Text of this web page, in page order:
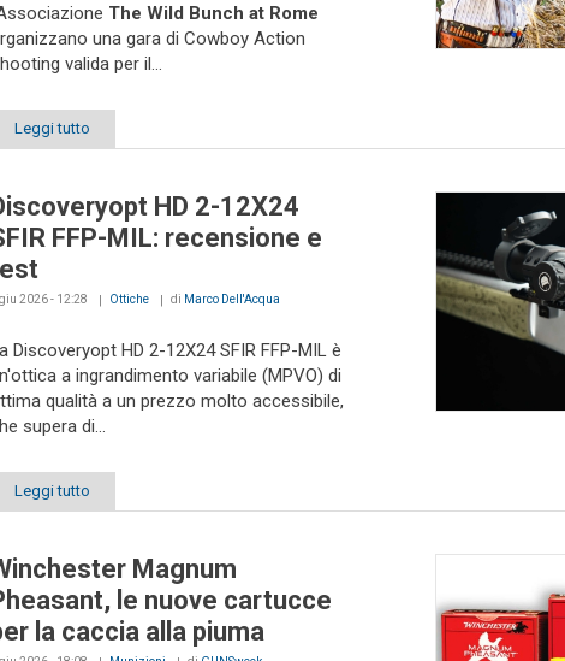
The Wild Bunch at Rome
una gara di Cowboy Action
valida per il...
Leggi tutto
HD 2-12X24
FFP-MIL: recensione e
2026 - 12:28 Ottiche di Marco Dell'Acqua
Discoveryopt HD 2-12X24 SFIR FFP-MIL è
a ingrandimento variabile (MPVO) di
qualità a un prezzo molto accessibile,
supera di...
Leggi tutto
Magnum
le nuove cartucce
la caccia alla piuma